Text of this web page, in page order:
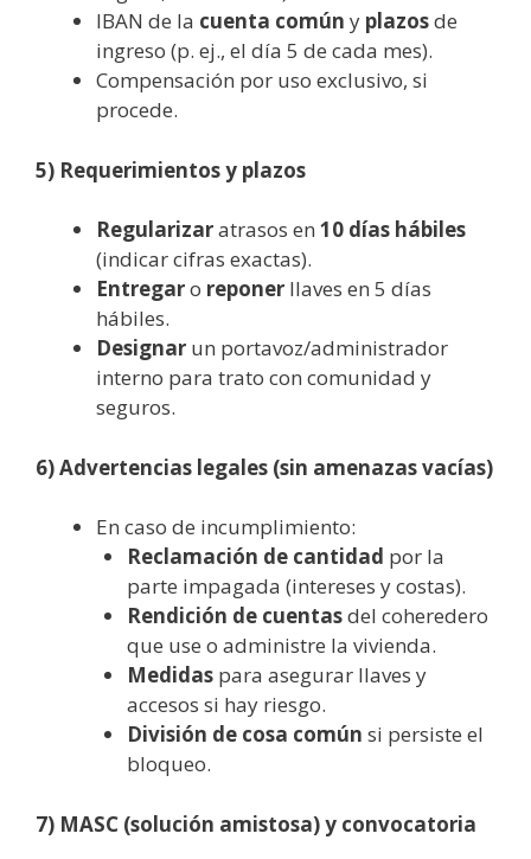
IBAN de la cuenta común y plazosde
ingreso (p. ej., el día 5 de cada mes).
Compensación por uso exclusivo, si
procede.
5) Requerimientos y plazos
Regularizaratrasos en 10 días hábiles
(indicar cifras exactas).
Entregaro reponer llaves en 5 días
hábiles.
Designar un portavoz/administrador
interno para trato con comunidad y
seguros.
6) Advertencias legales (sin amenazas vacías)
En caso de incumplimiento:
Reclamación de cantidad por la
parte impagada (intereses y costas).
Rendición de cuentasdel coheredero
que use o administre la vivienda.
Medidaspara asegurar llaves y
accesos si hay riesgo.
División de cosa común si persiste el
bloqueo.
7) MASC (solución amistosa) y convocatoria